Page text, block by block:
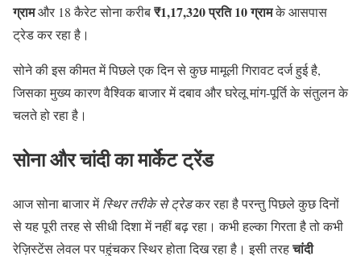
ग्रामऔर 18 कैरेट सोना करीब₹1,17,320 प्रति 10 ग्रामके आसपास
ट्रेड कर रहा है।
सोने की इस कीमत में पिछले एक दिन से कुछ मामूली गिरावट दर्ज हुई है,
जिसका मुख्य कारण वैश्विक बाजार में दबाव और घरेलू मांग-पूर्ति के संतुलन के
चलते हो रहा है।
सोना और चांदी का मार्केट ट्रेंड
आज सोना बाजार मेंस्थिर तरीके से ट्रेडकर रहा है परन्तु पिछले कुछ दिनों
से यह पूरी तरह से सीधी दिशा में नहीं बढ़ रहा। कभी हल्का गिरता है तो कभी
रेज़िस्टेंस लेवल पर पहुंचकर स्थिर होता दिख रहा है। इसी तरहचांदी